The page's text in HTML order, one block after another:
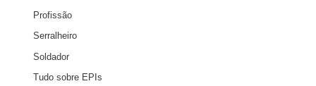
Profissão
Serralheiro
Soldador
Tudo sobre EPIs